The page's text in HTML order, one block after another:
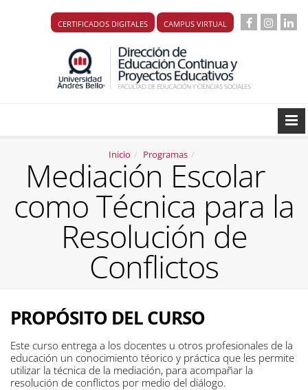
CERTIFICADOS DIGITALES CAMPUS VIRTUAL
Inicio Programas
Mediación Escolar
como Técnica para la
Resolución de
Conflictos
PROPÓSITO DEL CURSO
Este curso entrega a los docentes u otros profesionales de la
educación un conocimiento téorico y práctica que les permite
utilizar la técnica de la mediación, para acompañar la
resolución de conflictos por medio del diálogo.